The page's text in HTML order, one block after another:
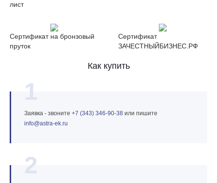
лист
Сертификат на бронзовый
пруток
Сертификат
ЗАЧЕСТНЫЙБИЗНЕС.РФ
Как купить
1
Заявка - звоните +7 (343) 346‑90‑38 или пишите
info@astra‑ek.ru
2